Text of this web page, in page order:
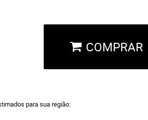
COMPRAR
para sua região: